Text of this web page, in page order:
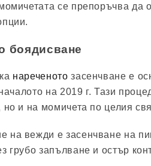
се препоръчва да
боядисване
нареченото засенчване е
на 2019 г. Тази
и на момичета по целия
на вежди е засенчване на
грубо запълване и остър